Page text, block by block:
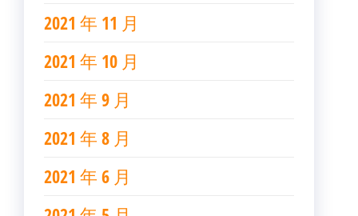
2021 年 11 月
2021 年 10 月
2021 年 9 月
2021 年 8 月
2021 年 6 月